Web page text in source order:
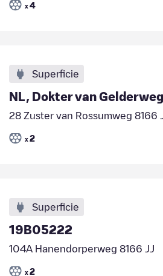
x 4
Superficie
28 Zuster van Rossumweg 8166
x 2
Superficie
19B05222
104A Hanendorperweg 8166 JJ
x 2